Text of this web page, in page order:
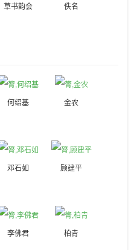
草书韵会 佚名
何绍基 金农
邓石如 顾建平
李佛君 柏青